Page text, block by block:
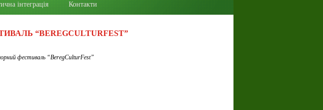
інтеграція Контакти
“BEREGCULTURFEST”
фестиваль “BeregCulturFest”